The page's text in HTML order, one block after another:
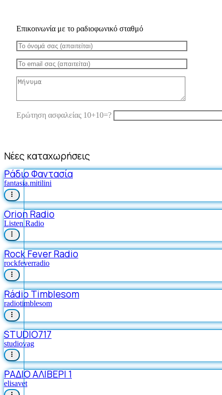
Επικοινωνία με το ραδιοφωνικό σταθμό
Ερώτηση ασφαλείας 10+10=?
Νέες καταχωρήσεις
Ράδιο Φαντασία
fantasia.mitilini
Orion Radio
Listen Radio
Rock Fever Radio
rockfeverradio
Rádio Timblesom
radiotimblesom
STUDIO717
studiovag
ΡΑΔΙΟ ΑΛΙΒΕΡΙ 1
elisavet